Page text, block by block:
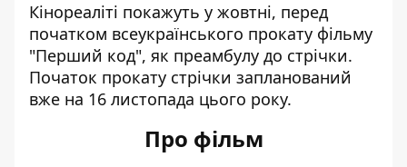
Кінореаліті покажуть у жовтні, перед
початком всеукраїнського прокату фільму
"Перший код", як преамбулу до стрічки.
Початок прокату стрічки запланований
вже на 16 листопада цього року.
Про фільм